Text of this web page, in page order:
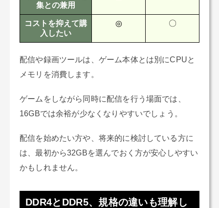
集との兼用
コストを抑えて購
入したい
◎ 〇
配信や録画ツールは、ゲーム本体とは別にCPUと
メモリを消費します。
ゲームをしながら同時に配信を行う場面では、
16GBでは余裕が少なくなりやすいでしょう。
配信を始めたい方や、将来的に検討している方に
は、最初から32GBを選んでおく方が安心しやすい
かもしれません。
DDR4とDDR5、規格の違いも理解し